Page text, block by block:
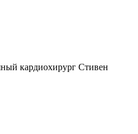
кардиохирург Стивен